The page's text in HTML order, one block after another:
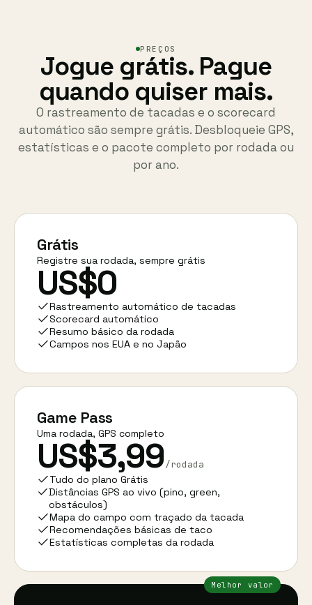
PREÇOS
Jogue grátis. Pague
quando quiser mais.
O rastreamento de tacadas e o scorecard
automático são sempre grátis. Desbloqueie GPS,
estatísticas e o pacote completo por rodada ou
por ano.
Grátis
Registre sua rodada, sempre grátis
US$0
Rastreamento automático de tacadas
Scorecard automático
Resumo básico da rodada
Campos nos EUA e no Japão
Game Pass
Uma rodada, GPS completo
US$3,99/rodada
Tudo do plano Grátis
Distâncias GPS ao vivo (pino, green,
obstáculos)
Mapa do campo com traçado da tacada
Recomendações básicas de taco
Estatísticas completas da rodada
Melhor valor